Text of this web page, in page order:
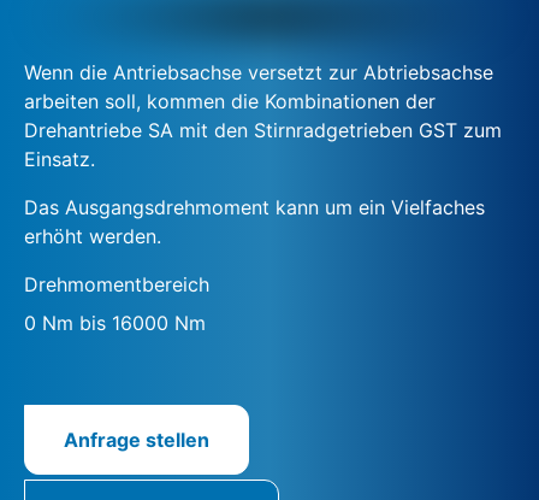
Wenn die Antriebsachse versetzt zur Abtriebsachse
arbeiten soll, kommen die Kombinationen der
Drehantriebe SA mit den Stirnradgetrieben GST zum
Einsatz.
Das Ausgangsdrehmoment kann um ein Vielfaches
erhöht werden.
Drehmomentbereich
0 Nm bis 16000 Nm
Anfrage stellen